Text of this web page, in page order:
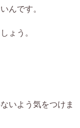
んです。
ょう。
いよう気をつけま